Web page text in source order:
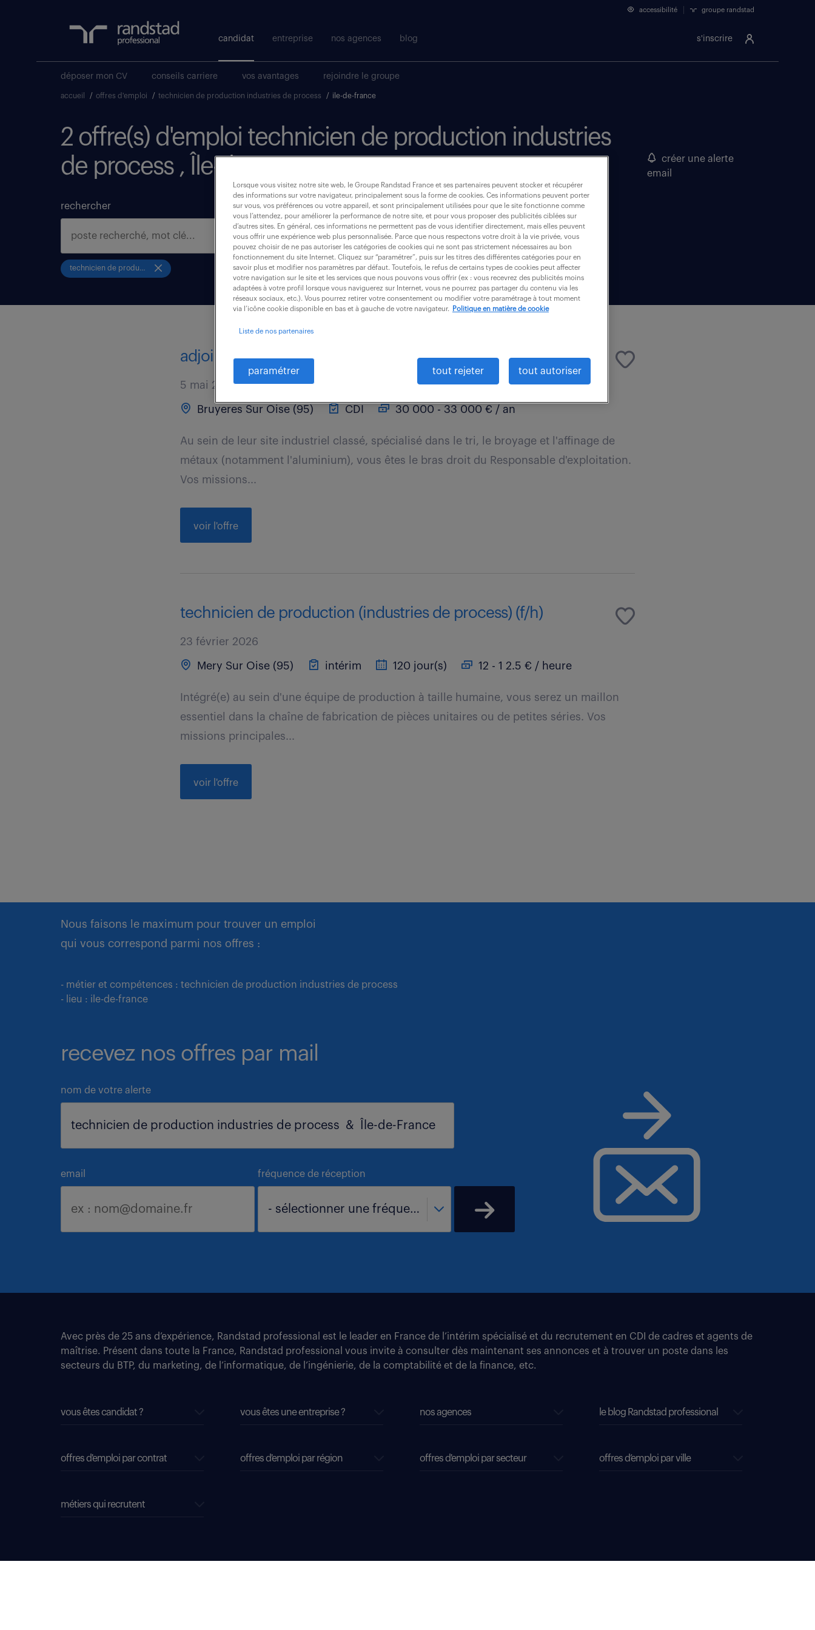
s'inscrire
accessibilité groupe randstad
candidat entreprise nos agences blog
déposer mon CV conseils carriere vos avantages rejoindre le groupe
accueil / offres d'emploi / technicien de production industries de process / ile-de-france
2 offre(s) d'emploi technicien de production industries
de process , Île-de-France
créer une alerte
email
rechercher
technicien de production industries de process
où ?
ile-de-france
CDI (1) intérim(1)
adjoint responsable d'exploitation h/f
5 mai 2026
Bruyeres Sur Oise (95) CDI 30 000 - 33 000 € / an
Au sein de leur site industriel classé, spécialisé dans le tri, le broyage et l'affinage de
métaux (notamment l'aluminium), vous êtes le bras droit du Responsable d'exploitation.
Vos missions...
voir l'offre
technicien de production (industries de process) (f/h)
23 février 2026
Mery Sur Oise (95) intérim 120 jour(s) 12 - 1 2.5 € / heure
Intégré(e) au sein d'une équipe de production à taille humaine, vous serez un maillon
essentiel dans la chaîne de fabrication de pièces unitaires ou de petites séries. Vos
missions principales...
voir l'offre
Nous faisons le maximum pour trouver un emploi
qui vous correspond parmi nos offres :
- métier et compétences : technicien de production industries de process
- lieu : ile-de-france
recevez nos offres par mail
nom de votre alerte
email fréquence de réception
- sélectionner une fréquence -
Avec près de 25 ans d’expérience, Randstad professional est le leader en France de l’intérim spécialisé et du recrutement en CDI de cadres et agents de
maîtrise. Présent dans toute la France, Randstad professional vous invite à consulter dès maintenant ses annonces et à trouver un poste dans les
secteurs du BTP, du marketing, de l’informatique, de l’ingénierie, de la comptabilité et de la finance, etc.
vous êtes candidat ? vous êtes une entreprise ? nos agences le blog Randstad professional
offres d'emploi par contrat offres d'emploi par région offres d'emploi par secteur offres d’emploi par ville
métiers qui recrutent
Lorsque vous visitez notre site web, le Groupe Randstad France et ses partenaires peuvent stocker et récupérer
des informations sur votre navigateur, principalement sous la forme de cookies. Ces informations peuvent porter
sur vous, vos préférences ou votre appareil, et sont principalement utilisées pour que le site fonctionne comme
vous l’attendez, pour améliorer la performance de notre site, et pour vous proposer des publicités ciblées sur
d’autres sites. En général, ces informations ne permettent pas de vous identifier directement, mais elles peuvent
vous offrir une expérience web plus personnalisée. Parce que nous respectons votre droit à la vie privée, vous
pouvez choisir de ne pas autoriser les catégories de cookies qui ne sont pas strictement nécessaires au bon
fonctionnement du site Internet. Cliquez sur “paramétrer”, puis sur les titres des différentes catégories pour en
savoir plus et modifier nos paramètres par défaut. Toutefois, le refus de certains types de cookies peut affecter
votre navigation sur le site et les services que nous pouvons vous offrir (ex : vous recevrez des publicités moins
adaptées à votre profil lorsque vous naviguerez sur Internet, vous ne pourrez pas partager du contenu via les
réseaux sociaux, etc.). Vous pourrez retirer votre consentement ou modifier votre paramétrage à tout moment
via l’icône cookie disponible en bas et à gauche de votre navigateur.
Politique en matière de cookie
Liste de nos partenaires
paramétrer tout rejeter tout autoriser